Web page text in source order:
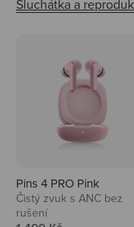
Pins 4 PRO Pink
Čistý zvuk s ANC bez
rušení